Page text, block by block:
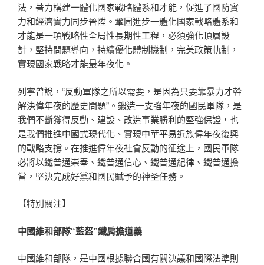
法，著力構建一體化國家戰略體系和才能，促進了國防實
力和經濟實力同步晉陞。鞏固進步一體化國家戰略體系和
才能是一項戰略性全局性長期性工程，必須強化頂層設
計，堅持問題導向，持續優化體制機制，完美政策軌制，
實現國家戰略才能最年夜化。
列寧曾說，“反動軍隊之所以需要，是因為只要靠暴力才幹
解決偉年夜的歷史問題”。鍛造一支強年夜的國民軍隊，是
我們不斷獲得反動、建設、改造事業勝利的堅強保證，也
是我們推進中國式現代化、實現中華平易近族偉年夜復興
的戰略支撐。在推進偉年夜社會反動的征途上，國民軍隊
必將以鐵普通崇奉、鐵普通信心、鐵普通紀律、鐵普通擔
當，堅決完成好黨和國民賦予的神圣任務。
【特別關注】
中國維和部隊“藍盔”鐵肩擔道義
中國維和部隊，是中國根據聯合國有關決議和國際法準則